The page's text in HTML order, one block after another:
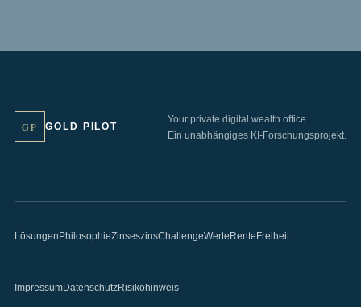
GP GOLD PILOT
Your private digital wealth office.
Ein unabhängiges KI-Forschungsprojekt.
Lösungen PhilosophieZinseszinsChallengeWerte Rente Freiheit
ImpressumDatenschutzRisikohinweis